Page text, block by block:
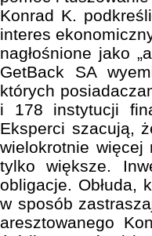
Konrad K.
interes
nagłośnione jako
GetBack SA
których
i 178 instytucji
Eksperci szacują,
wielokrotnie więcej
tylko większe.
obligacje. Obłuda,
w sposób
aresztowanego